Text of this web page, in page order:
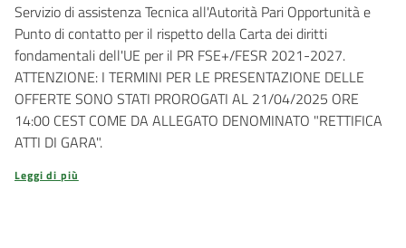
Servizio di assistenza Tecnica all'Autorità Pari Opportunità e
Punto di contatto per il rispetto della Carta dei diritti
fondamentali dell'UE per il PR FSE+/FESR 2021-2027.
ATTENZIONE: I TERMINI PER LE PRESENTAZIONE DELLE
OFFERTE SONO STATI PROROGATI AL 21/04/2025 ORE
14:00 CEST COME DA ALLEGATO DENOMINATO "RETTIFICA
ATTI DI GARA".
Leggi di più